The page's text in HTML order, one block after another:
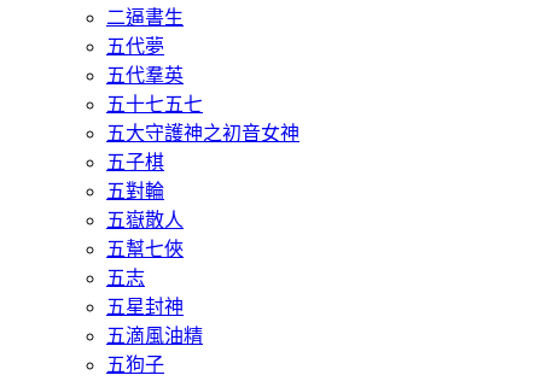
二逼書生
五代夢
五代羣英
五十七五七
五大守護神之初音女神
五子棋
五對輪
五嶽散人
五幫七俠
五志
五星封神
五滴風油精
五狗子